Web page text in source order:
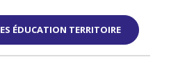
ÉDUCATION TERRITOIRE